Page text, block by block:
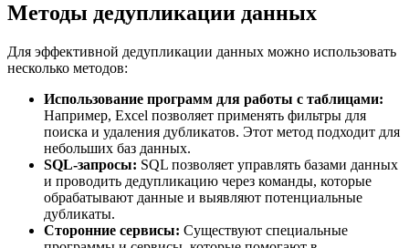
Методы дедупликации данных
Для эффективной дедупликации данных можно использовать
несколько методов:
Использование программ для работы с таблицами:
Например, Excel позволяет применять фильтры для
поиска и удаления дубликатов. Этот метод подходит для
небольших баз данных.
SQL-запросы: SQL позволяет управлять базами данных
и проводить дедупликацию через команды, которые
обрабатывают данные и выявляют потенциальные
дубликаты.
Сторонние сервисы: Существуют специальные